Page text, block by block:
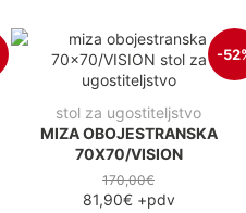
-
stol za ugostiteljstvo
MIZA OBOJESTRANSKA
70X70/VISION
170,00€
81,90€+pdv